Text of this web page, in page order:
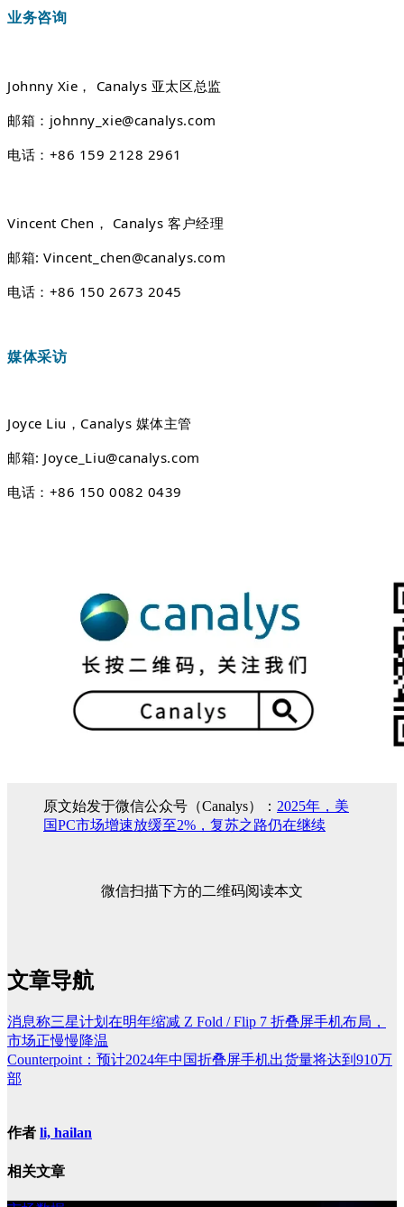
业务咨询
Johnny Xie， Canalys 亚太区总监
邮箱：johnny_xie@canalys.com
电话：+86 159 2128 2961
Vincent Chen， Canalys 客户经理
邮箱: Vincent_chen@canalys.com
电话：+86 150 2673 2045
媒体采访
Joyce Liu，Canalys 媒体主管
邮箱: Joyce_Liu@canalys.com
电话：+86 150 0082 0439
原文始发于微信公众号（Canalys）： 2025年，美
国PC市场增速放缓至2%，复苏之路仍在继续
微信扫描下方的二维码阅读本文
文章导航
消息称三星计划在明年缩减 Z Fold / Flip 7 折叠屏手机布局，
市场正慢慢降温
Counterpoint：预计2024年中国折叠屏手机出货量将达到910万
部
作者 li, hailan
相关文章